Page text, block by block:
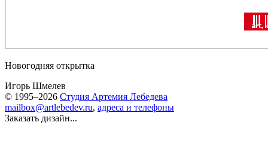
Новогодняя открытка
Игорь Шмелев
© 1995–2026 Студия Артемия Лебедева
mailbox@artlebedev.ru, адреса и телефоны
Заказать дизайн...